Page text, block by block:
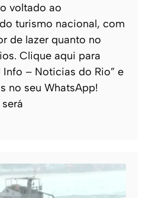
voltado ao
turismo nacional, com
de lazer quanto no
Clique aqui para
Info – Noticias do Rio” e
no seu WhatsApp!